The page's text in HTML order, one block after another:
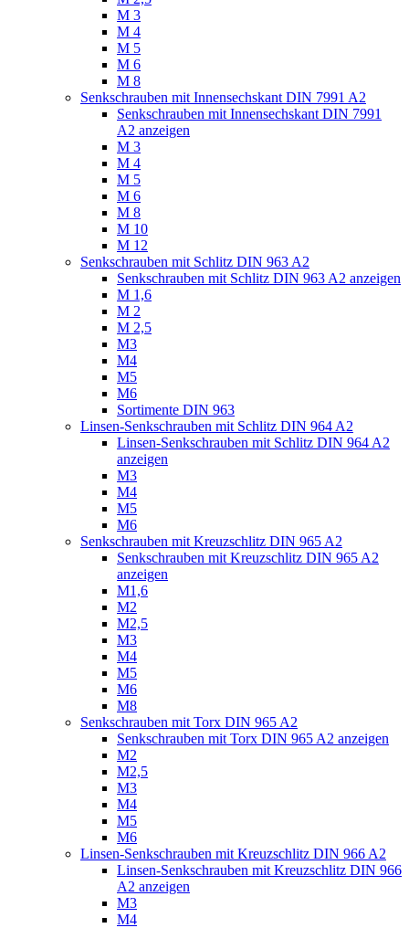
M 3
M 4
M 5
M 6
M 8
Senkschrauben mit Innensechskant DIN 7991 A2
Senkschrauben mit Innensechskant DIN 7991
A2 anzeigen
M 3
M 4
M 5
M 6
M 8
M 10
M 12
Senkschrauben mit Schlitz DIN 963 A2
Senkschrauben mit Schlitz DIN 963 A2 anzeigen
M 1,6
M 2
M 2,5
M3
M4
M5
M6
Sortimente DIN 963
Linsen-Senkschrauben mit Schlitz DIN 964 A2
Linsen-Senkschrauben mit Schlitz DIN 964 A2
anzeigen
M3
M4
M5
M6
Senkschrauben mit Kreuzschlitz DIN 965 A2
Senkschrauben mit Kreuzschlitz DIN 965 A2
anzeigen
M1,6
M2
M2,5
M3
M4
M5
M6
M8
Senkschrauben mit Torx DIN 965 A2
Senkschrauben mit Torx DIN 965 A2 anzeigen
M2
M2,5
M3
M4
M5
M6
Linsen-Senkschrauben mit Kreuzschlitz DIN 966 A2
Linsen-Senkschrauben mit Kreuzschlitz DIN 966
A2 anzeigen
M3
M4